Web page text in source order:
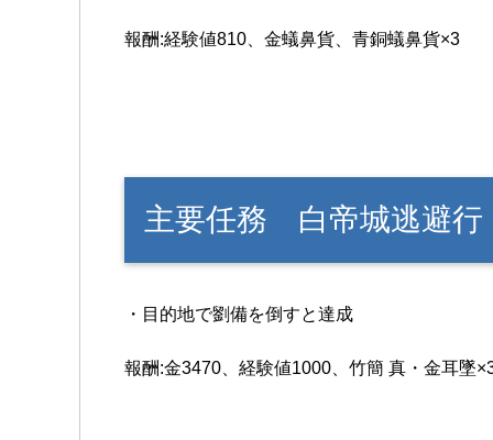
報酬:経験値810、金蟻鼻貨、青銅蟻鼻貨×3
主要任務 白帝城逃避行
・目的地で劉備を倒すと達成
報酬:金3470、経験値1000、竹簡 真・金耳墜